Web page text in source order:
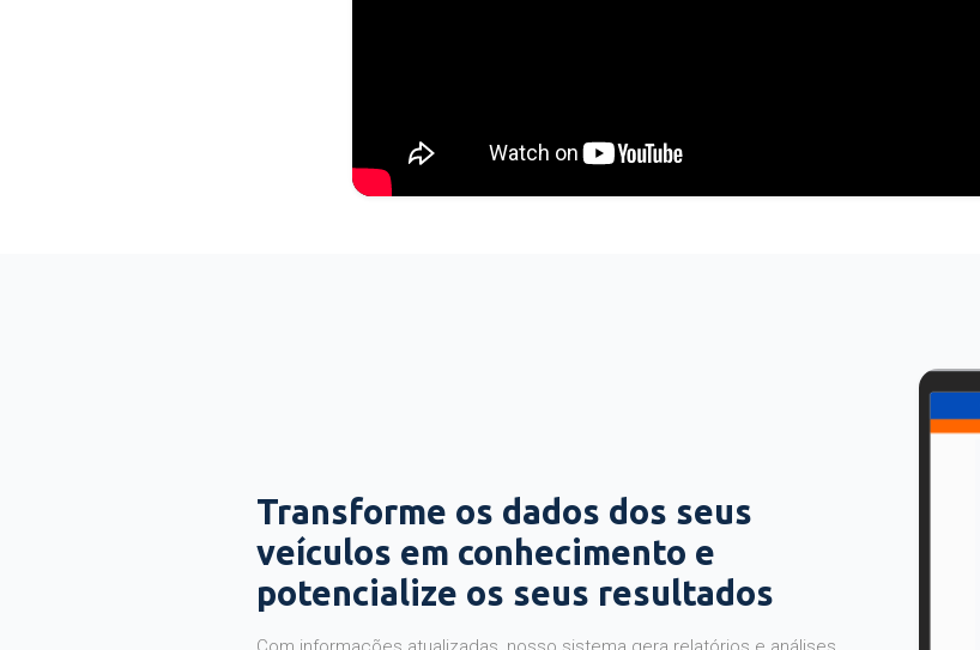
Transforme os dados dos seus
veículos em conhecimento e
potencialize os seus resultados
Com informações atualizadas, nosso sistema gera relatórios e análises